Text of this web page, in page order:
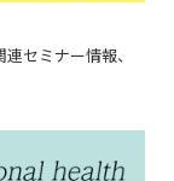
セミナー情報、